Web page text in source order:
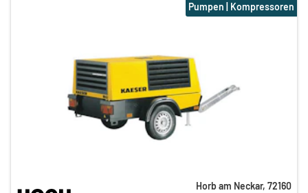
Pumpen | Kompressoren
Horb am Neckar, 72160